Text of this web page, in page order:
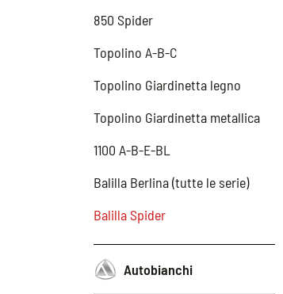
850 Spider
Topolino A-B-C
Topolino Giardinetta legno
Topolino Giardinetta metallica
1100 A-B-E-BL
Balilla Berlina (tutte le serie)
Balilla Spider
Autobianchi